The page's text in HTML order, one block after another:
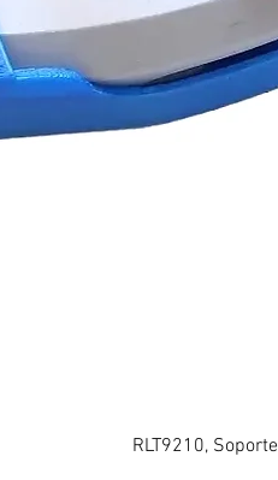
RLT9210,